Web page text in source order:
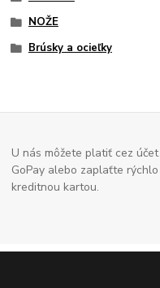
NOŽE
Brúsky a ocieľky
U nás môžete platiť cez účet
GoPay alebo zaplaťte rýchlo
kreditnou kartou.